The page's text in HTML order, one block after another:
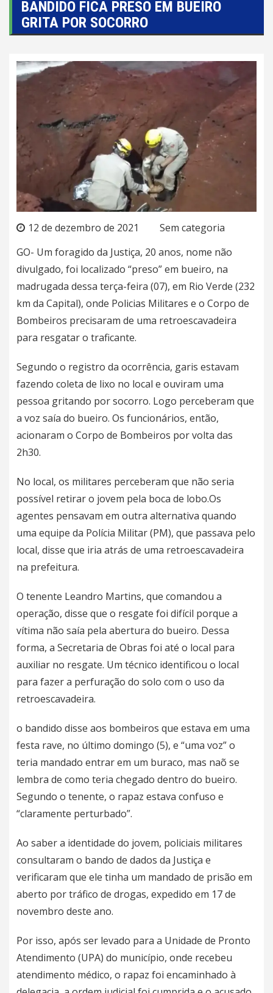
BANDIDO FICA PRESO EM BUEIRO
GRITA POR SOCORRO
12 de dezembro de 2021
Sem categoria
GO- Um foragido da Justiça, 20 anos, nome não
divulgado, foi localizado “preso” em bueiro, na
madrugada dessa terça-feira (07), em Rio Verde (232
km da Capital), onde Policias Militares e o Corpo de
Bombeiros precisaram de uma retroescavadeira
para resgatar o traficante.
Segundo o registro da ocorrência, garis estavam
fazendo coleta de lixo no local e ouviram uma
pessoa gritando por socorro. Logo perceberam que
a voz saía do bueiro. Os funcionários, então,
acionaram o Corpo de Bombeiros por volta das
2h30.
No local, os militares perceberam que não seria
possível retirar o jovem pela boca de lobo.Os
agentes pensavam em outra alternativa quando
uma equipe da Polícia Militar (PM), que passava pelo
local, disse que iria atrás de uma retroescavadeira
na prefeitura.
O tenente Leandro Martins, que comandou a
operação, disse que o resgate foi difícil porque a
vítima não saía pela abertura do bueiro. Dessa
forma, a Secretaria de Obras foi até o local para
auxiliar no resgate. Um técnico identificou o local
para fazer a perfuração do solo com o uso da
retroescavadeira.
o bandido disse aos bombeiros que estava em uma
festa rave, no último domingo (5), e “uma voz” o
teria mandado entrar em um buraco, mas naõ se
lembra de como teria chegado dentro do bueiro.
Segundo o tenente, o rapaz estava confuso e
“claramente perturbado”.
Ao saber a identidade do jovem, policiais militares
consultaram o bando de dados da Justiça e
verificaram que ele tinha um mandado de prisão em
aberto por tráfico de drogas, expedido em 17 de
novembro deste ano.
Por isso, após ser levado para a Unidade de Pronto
Atendimento (UPA) do município, onde recebeu
atendimento médico, o rapaz foi encaminhado à